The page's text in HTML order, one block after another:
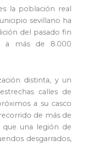
la población real
sevillano ha
del pasado fin
a más de 8.000
distinta, y un
calles de
a su casco
de más de
una legión de
desgarrados,